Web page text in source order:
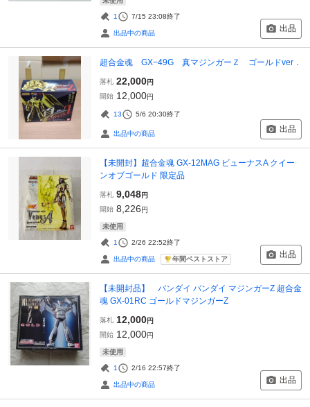
1 7/15 23:08終了
出品中の商品 出品
超合金魂 GX−49G 真マジンガーＺ ゴールドver．
落札 22,000円
開始 12,000円
13 5/6 20:30終了
出品中の商品 出品
【未開封】超合金魂 GX-12MAG ビューナスA クイー
ンオブゴールド 限定品
落札 9,048円
開始 8,226円
未使用
1 2/26 22:52終了
出品中の商品 年間ベストストア 出品
【未開封品】 バンダイ バンダイ マジンガーZ 超合金
魂 GX-01RC ゴールドマジンガーZ
落札 12,000円
開始 12,000円
未使用
1 2/16 22:57終了
出品中の商品 出品